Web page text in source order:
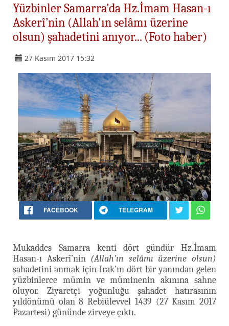
Yüzbinler Samarra’da Hz.İmam Hasan-ı
Askerî’nin (Allah'ın selâmı üzerine
olsun) şahadetini anıyor... (Foto haber)
27 Kasım 2017 15:32
FACEBOOK TELEGRAM
Mukaddes Samarra kenti dört gündür Hz.İmam
Hasan-ı Askerî’nin (Allah'ın selâmı üzerine olsun)
şahadetini anmak için Irak’ın dört bir yanından gelen
yüzbinlerce mümin ve müminenin akınına sahne
oluyor. Ziyaretçi yoğunluğu şahadet hatırasının
yıldönümü olan 8 Rebiülevvel 1439 (27 Kasım 2017
Pazartesi) gününde zirveye çıktı.